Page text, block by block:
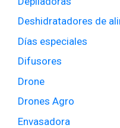
Deshidratadores de
Días especiales
Difusores
Drone
Drones Agro
Envasadora